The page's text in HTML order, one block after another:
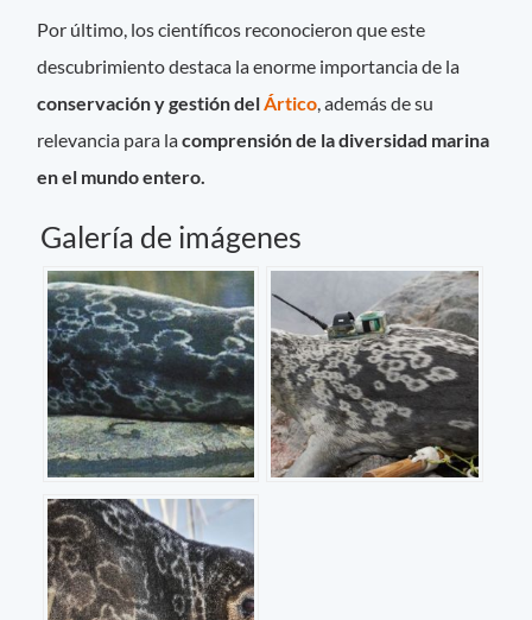
Por último, los científicos reconocieron que este
descubrimiento destaca la enorme importancia de la
conservación y gestión delÁrtico, además de su
relevancia para lacomprensión de la diversidad marina
en el mundo entero.
Galería de imágenes